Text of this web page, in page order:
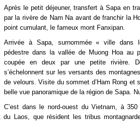
Après le petit déjeuner, transfert à Sapa en
par la rivère de Nam Na avant de franchir la
point cumulant, le fameux mont Fanxipan.
Arrivée à Sapa, surnommée « ville dans
pédestre dans la vallée de Muong Hoa au
coupée en deux par une petite rivière.
s’échelonnent sur les versants des
de velours. Visite du sommet d’Ham Rong et
belle vue panoramique de la région de Sapa.
C’est dans le nord-ouest du Vietnam, à
Laos, que résident les tribus